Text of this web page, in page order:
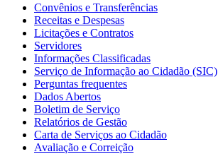
Convênios e Transferências
Receitas e Despesas
Licitações e Contratos
Servidores
Informações Classificadas
Serviço de Informação ao Cidadão (SIC)
Perguntas frequentes
Dados Abertos
Boletim de Serviço
Relatórios de Gestão
Carta de Serviços ao Cidadão
Avaliação e Correição